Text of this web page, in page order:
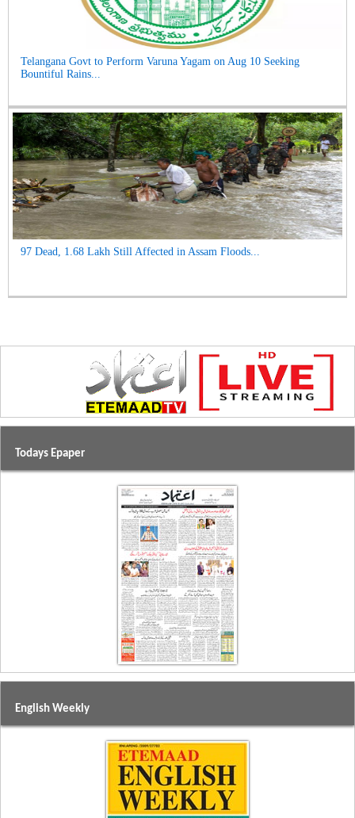
Telangana Govt to Perform Varuna Yagam on Aug 10 Seeking
Bountiful Rains...
97 Dead, 1.68 Lakh Still Affected in Assam Floods...
Todays Epaper
English Weekly